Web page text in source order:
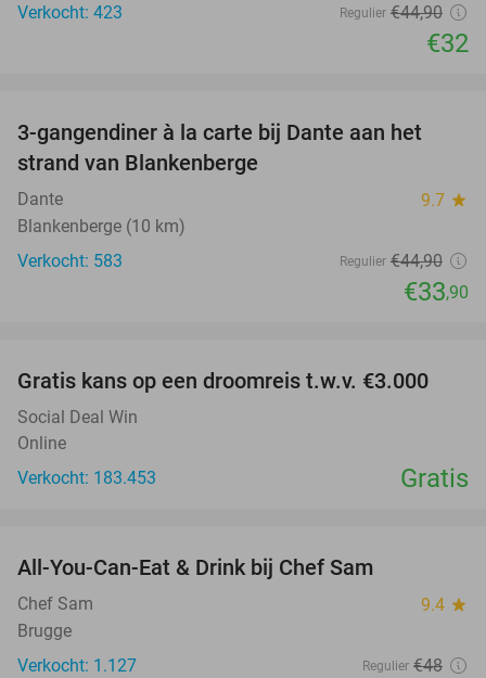
Verkocht: 423
Regulier €44,90
€32
24%
3-gangendiner à la carte bij Dante aan het
strand van Blankenberge
Dante 9.7 star
Blankenberge (10 km)
Verkocht: 583
Regulier €44,90
€33,90
Gratis kans op een droomreis t.w.v. €3.000
Social Deal Win
Online
Verkocht: 183.453
Gratis
All-You-Can-Eat & Drink bij Chef Sam
Chef Sam 9.4 star
Brugge
Verkocht: 1.127
Regulier €48